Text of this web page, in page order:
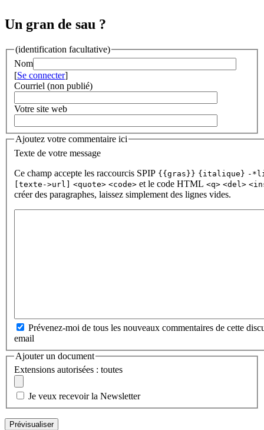
Un gran de sau ?
(identification facultative)
Nom
[Se connecter]
Courriel (non publié)
Votre site web
Ajoutez votre commentaire ici
Texte de votre message
Ce champ accepte les raccourcis SPIP {{gras}} {italique} -
[texte->url] <quote> <code> et le code HTML <q> <del>
créer des paragraphes, laissez simplement des lignes vides.
Prévenez-moi de tous les nouveaux commentaires de cette
email
Ajouter un document
Extensions autorisées : toutes
Je veux recevoir la Newsletter